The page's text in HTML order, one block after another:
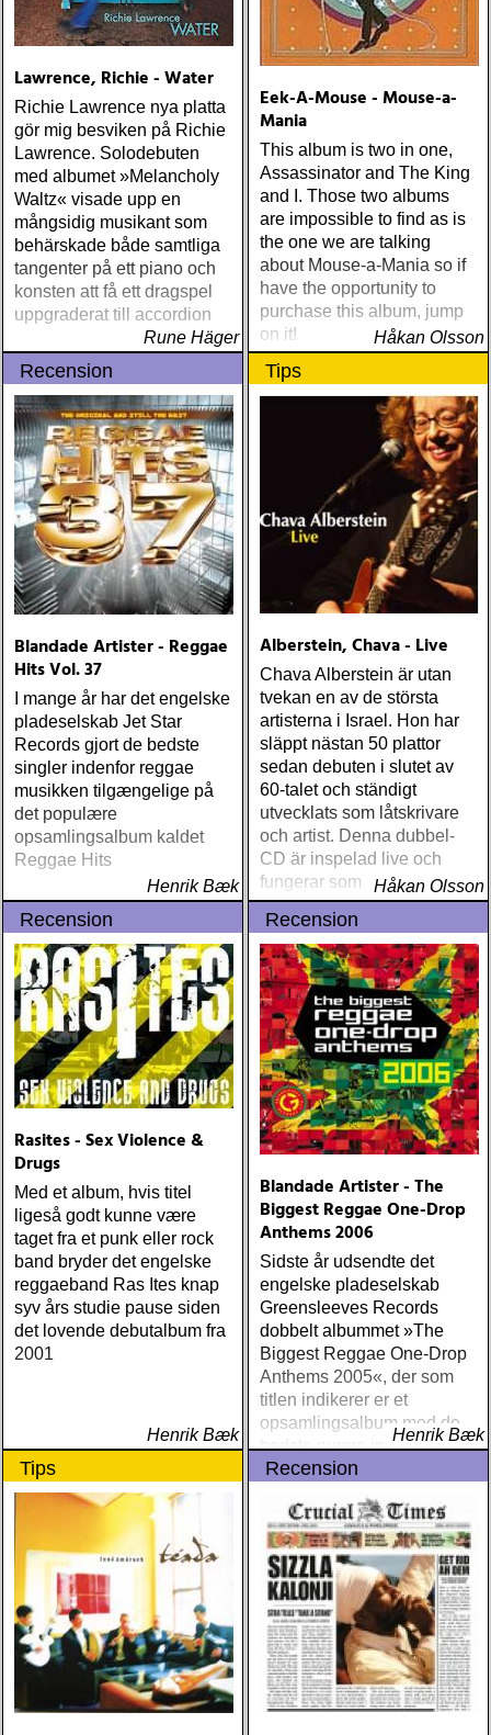
Lawrence, Richie - Water
Richie Lawrence nya platta
gör mig besviken på Richie
Lawrence. Solodebuten
med albumet »Melancholy
Waltz« visade upp en
mångsidig musikant som
behärskade både samtliga
tangenter på ett piano och
konsten att få ett dragspel
uppgraderat till accordion
Rune Häger
Eek-A-Mouse - Mouse-a-
Mania
This album is two in one,
Assassinator and The King
and I. Those two albums
are impossible to find as is
the one we are talking
about Mouse-a-Mania so if
have the opportunity to
purchase this album, jump
on it!
Håkan Olsson
Recension
Blandade Artister - Reggae
Hits Vol. 37
I mange år har det engelske
pladeselskab Jet Star
Records gjort de bedste
singler indenfor reggae
musikken tilgængelige på
det populære
opsamlingsalbum kaldet
Reggae Hits
Henrik Bæk
Tips
Alberstein, Chava - Live
Chava Alberstein är utan
tvekan en av de största
artisterna i Israel. Hon har
släppt nästan 50 plattor
sedan debuten i slutet av
60-talet och ständigt
utvecklats som låtskrivare
och artist. Denna dubbel-
CD är inspelad live och
fungerar som en utmärkt
introduktion till denna
världsartist.
Håkan Olsson
Recension
Rasites - Sex Violence &
Drugs
Med et album, hvis titel
ligeså godt kunne være
taget fra et punk eller rock
band bryder det engelske
reggaeband Ras Ites knap
syv års studie pause siden
det lovende debutalbum fra
2001
Henrik Bæk
Recension
Blandade Artister - The
Biggest Reggae One-Drop
Anthems 2006
Sidste år udsendte det
engelske pladeselskab
Greensleeves Records
dobbelt albummet »The
Biggest Reggae One-Drop
Anthems 2005«, der som
titlen indikerer er et
opsamlingsalbum med de
bedste numre indenfor den
populære reggaestil kaldet
Henrik Bæk
Tips Recension